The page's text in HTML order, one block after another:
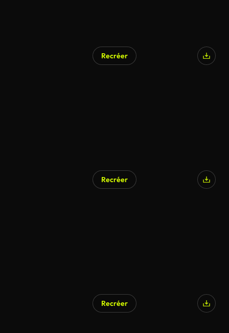
Recréer
Recréer
Recréer